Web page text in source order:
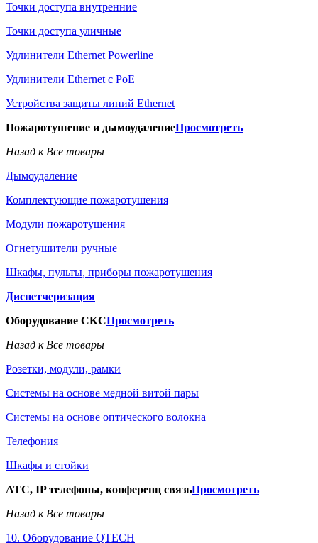
Точки доступа внутренние
Точки доступа уличные
Удлинители Ethernet Powerline
Удлинители Ethernet с PoE
Устройства защиты линий Ethernet
Пожаротушение и дымоудалениеПросмотреть
Назад к Все товары
Дымоудаление
Комплектующие пожаротушения
Модули пожаротушения
Огнетушители ручные
Шкафы, пульты, приборы пожаротушения
Диспетчеризация
Оборудование СКСПросмотреть
Назад к Все товары
Розетки, модули, рамки
Системы на основе медной витой пары
Системы на основе оптического волокна
Телефония
Шкафы и стойки
АТС, IP телефоны, конференц связьПросмотреть
Назад к Все товары
10. Оборудование QTECH